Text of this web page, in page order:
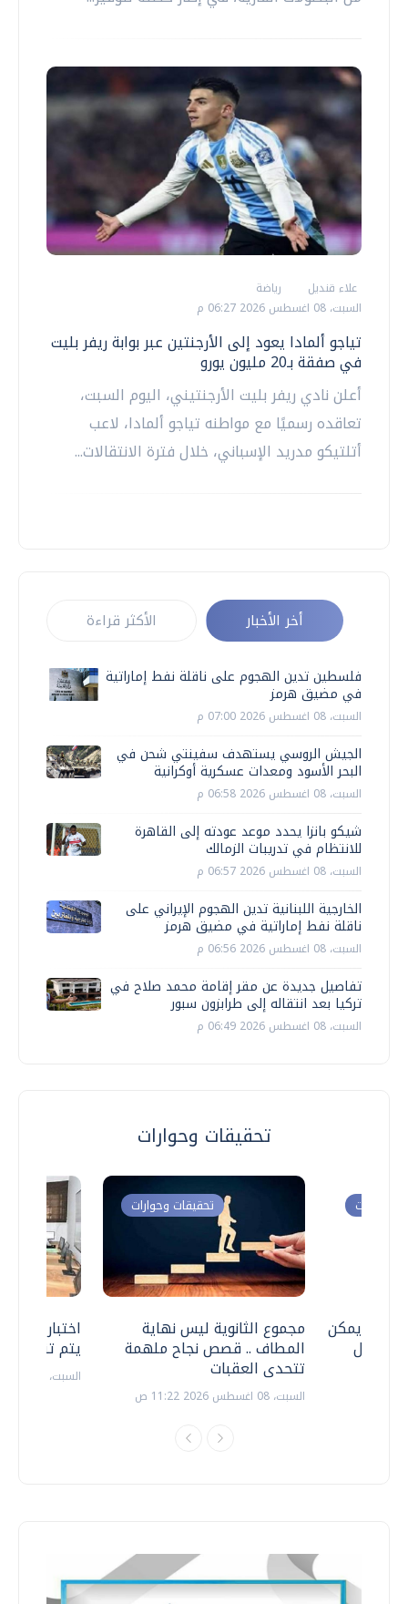
علاء قنديل
رياضة
السبت، 08 اغسطس 2026 06:27 م
تياجو ألمادا يعود إلى الأرجنتين عبر بوابة ريفر بليت
في صفقة بـ20 مليون يورو
أعلن نادي ريفر بليت الأرجنتيني، اليوم السبت،
تعاقده رسميًا مع مواطنه تياجو ألمادا، لاعب
أتلتيكو مدريد الإسباني، خلال فترة الانتقالات...
أخر الأخبار الأكثر قراءة
فلسطين تدين الهجوم على ناقلة نفط إماراتية
في مضيق هرمز
السبت، 08 اغسطس 2026 07:00 م
الجيش الروسي يستهدف سفينتي شحن في
البحر الأسود ومعدات عسكرية أوكرانية
السبت، 08 اغسطس 2026 06:58 م
شيكو بانزا يحدد موعد عودته إلى القاهرة
للانتظام في تدريبات الزمالك
السبت، 08 اغسطس 2026 06:57 م
الخارجية اللبنانية تدين الهجوم الإيراني على
ناقلة نفط إماراتية في مضيق هرمز
السبت، 08 اغسطس 2026 06:56 م
تفاصيل جديدة عن مقر إقامة محمد صلاح في
تركيا بعد انتقاله إلى طرابزون سبور
السبت، 08 اغسطس 2026 06:49 م
تحقيقات وحوارات
اختبارات
يتم
السبت، 18 يوليو 2026 09:22 ص
تحقيقات وحوارات
مجموع الثانوية ليس نهاية
المطاف .. قصص نجاح ملهمة
تتحدى العقبات
السبت، 08 اغسطس 2026 11:22 ص
وحوارات
.. هل يمكن
نتعامل